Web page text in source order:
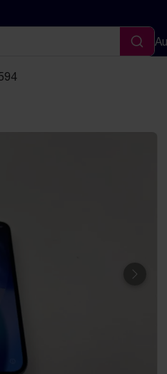
Sök
Nästa